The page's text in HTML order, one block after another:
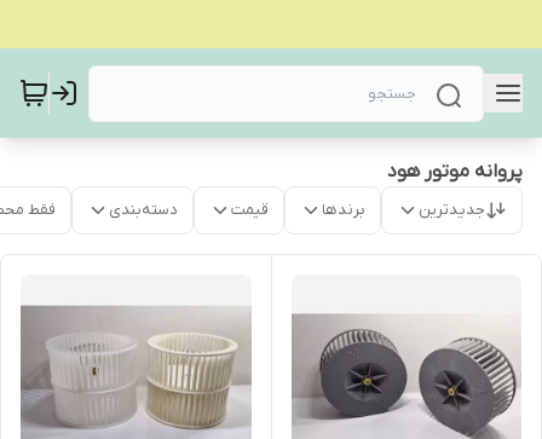
پروانه موتور هود
جدیدترین برندها قیمت دسته‌بندی فقط